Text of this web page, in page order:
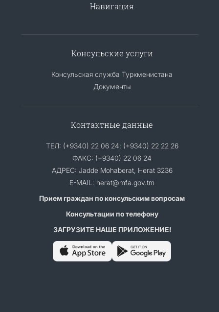
Навигация
Консульские услуги
Консульская служба Туркменистана
Документы
Контактные данные
ТЕЛ: (+9340) 22 06 24; (+9340) 22 22 26
ФАКС: (+9340) 22 06 24
АДРЕС: Jadde Mohaberat, Herat 3236
E-MAIL: herat@mfa.gov.tm
Прием граждан по консульским вопросам
Консультации по телефону
ЗАГРУЗИТЕ НАШЕ ПРИЛОЖЕНИЕ!